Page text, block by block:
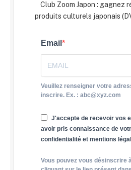
Club Zoom Japon : gagnez
produits culturels japonais
Email
Veuillez renseigner votre
inscrire. Ex. : abc@xyz.com
J'accepte de recevoir vos
avoir pris connaissance de
confidentialité et mentions
Vous pouvez vous désinscrire